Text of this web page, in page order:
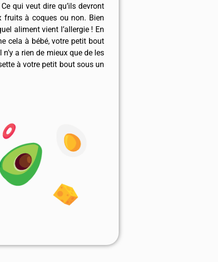
qui veut dire qu’ils devront
fruits à coques ou non. Bien
aliment vient l’allergie ! En
cela à bébé, votre petit bout
a rien de mieux que de les
à votre petit bout sous un